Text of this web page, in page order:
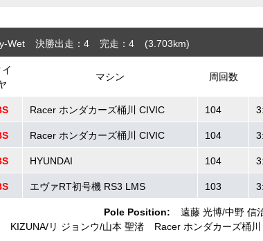
Wet 決勝出走：4 完走：4 (3.703km)
イ
マシン 周回数
Pole Position: 遠藤 光博 中野 信
KIZUNA リ ジョンウ 山本 聖渚 Racer ホンダカーズ桶
Racer ホンダカーズ桶川 CIVIC 104
Racer ホンダカーズ桶川 CIVIC 104
HYUNDAI 104
エヴァRT初号機 RS3 LMS 103